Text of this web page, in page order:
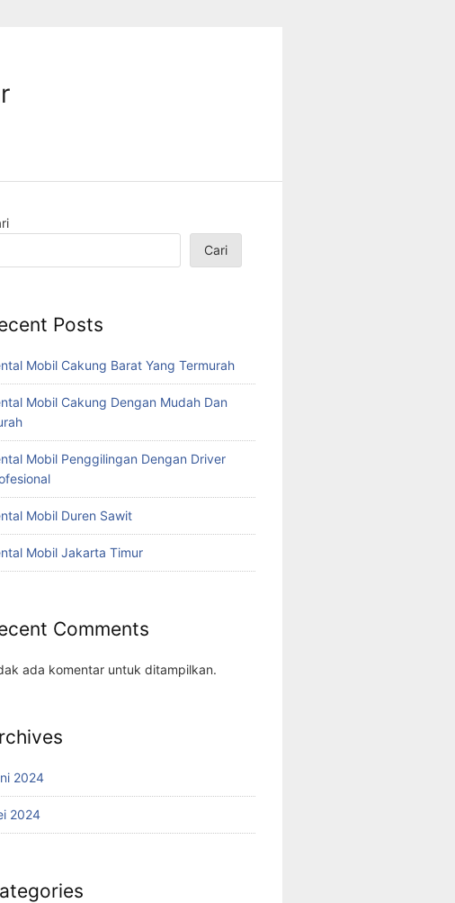
Cari
Posts
Mobil Cakung Barat Yang Termurah
Mobil Cakung Dengan Mudah Dan
Mobil Penggilingan Dengan Driver
Mobil Duren Sawit
Mobil Jakarta Timur
Comments
ada komentar untuk ditampilkan.
2024
2024